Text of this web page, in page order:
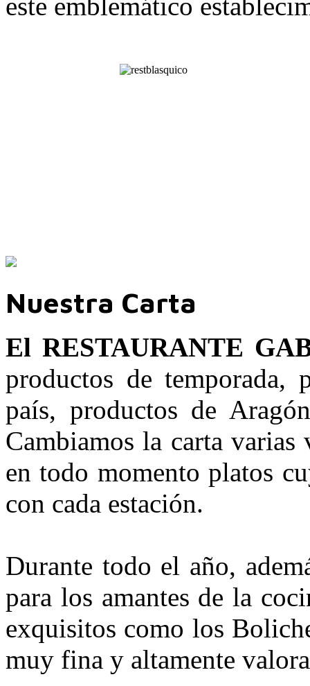
Nuestra Carta
El RESTAURANTE
productos de
país, productos de
Cambiamos la carta
en todo momento platos
con cada estación.
Durante todo el año,
para los amantes de la
exquisitos como los
muy fina y altamente